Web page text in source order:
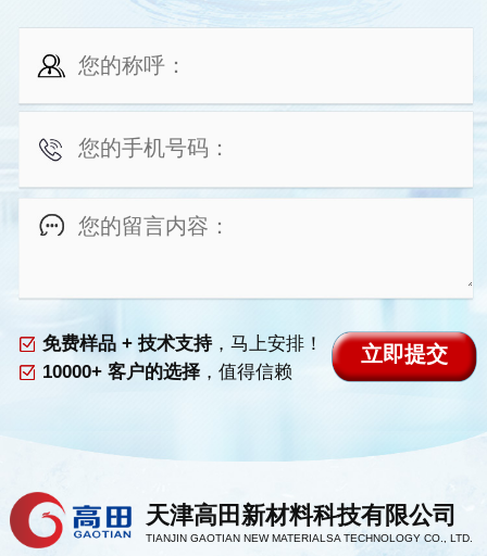
免费样品 + 技术支持，马上安排！
10000+ 客户的选择，值得信赖
天津高田新材料科技有限公司
TIANJIN GAOTIAN NEW MATERIALSA TECHNOLOGY CO., LTD.